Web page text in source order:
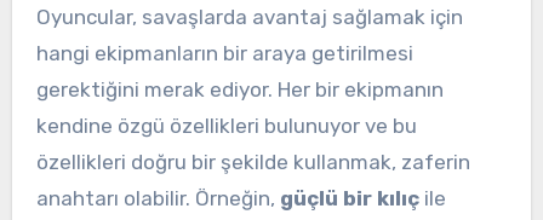
Oyuncular, savaşlarda avantaj sağlamak için
hangi ekipmanların bir araya getirilmesi
gerektiğini merak ediyor. Her bir ekipmanın
kendine özgü özellikleri bulunuyor ve bu
özellikleri doğru bir şekilde kullanmak, zaferin
anahtarı olabilir. Örneğin, güçlü bir kılıçile